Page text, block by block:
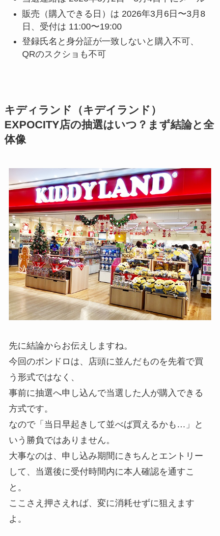
販売（購入できる日）は 2026年3月6日〜3月8
日、受付は 11:00〜19:00
登録氏名と身分証が一致しないと購入不可、
QRのスクショも不可
キディランド（キデイランド）
EXPOCITY店の抽選はいつ？まず結論と全
体像
先に結論からお伝えしますね。
今回のボンドロは、店頭に並んだものを先着で買
う形式ではなく、
事前に抽選へ申し込んで当選した人が購入できる
方式です。
なので「当日早起きして並べば買えるかも…」と
いう勝負ではありません。
大事なのは、申し込み期間にきちんとエントリー
して、当選後に受付時間内に本人確認を通すこ
と。
ここさえ押さえれば、変に消耗せずに狙えます
よ。